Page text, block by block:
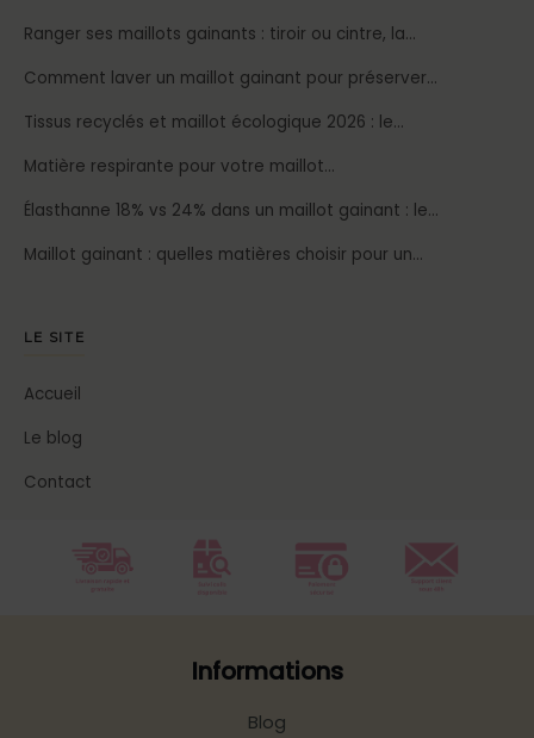
Ranger ses maillots gainants : tiroir ou cintre, la…
Comment laver un maillot gainant pour préserver…
Tissus recyclés et maillot écologique 2026 : le…
Matière respirante pour votre maillot…
Élasthanne 18% vs 24% dans un maillot gainant : le…
Maillot gainant : quelles matières choisir pour un…
LE SITE
Accueil
Le blog
Contact
Informations
Blog